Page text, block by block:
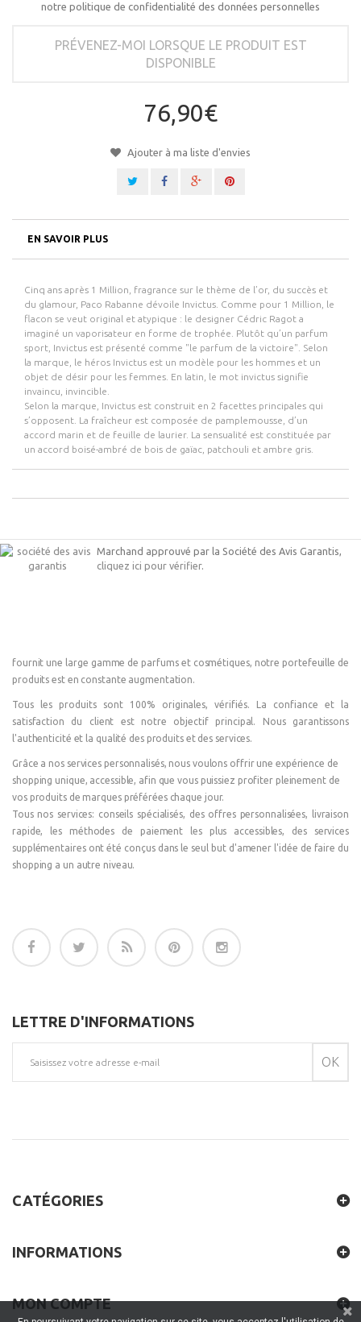
notre politique de confidentialité des données personnelles
PRÉVENEZ-MOI LORSQUE LE PRODUIT EST
DISPONIBLE
76,90€
Ajouter à ma liste d'envies
EN SAVOIR PLUS
Cinq ans après 1 Million, fragrance sur le thème de l’or, du succès et
du glamour, Paco Rabanne dévoile Invictus. Comme pour 1 Million, le
flacon se veut original et atypique : le designer Cédric Ragot a
imaginé un vaporisateur en forme de trophée. Plutôt qu’un parfum
sport, Invictus est présenté comme "le parfum de la victoire". Selon
la marque, le héros Invictus est un modèle pour les hommes et un
objet de désir pour les femmes. En latin, le mot invictus signifie
invaincu, invincible.
Selon la marque, Invictus est construit en 2 facettes principales qui
s’opposent. La fraîcheur est composée de pamplemousse, d’un
accord marin et de feuille de laurier. La sensualité est constituée par
un accord boisé-ambré de bois de gaïac, patchouli et ambre gris.
Marchand approuvé par la Société des Avis Garantis,
cliquez ici pour vérifier.
fournit une large gamme de parfums et cosmétiques, notre portefeuille de
produits est en constante augmentation.
Tous les produits sont 100% originales, vérifiés. La confiance et la
satisfaction du client est notre objectif principal. Nous garantissons
l'authenticité et la qualité des produits et des services.
Grâce a nos services personnalisés, nous voulons offrir une expérience de
shopping unique, accessible, afin que vous puissiez profiter pleinement de
vos produits de marques préférées chaque jour.
Tous nos services: conseils spécialisés, des offres personnalisées, livraison
rapide, les méthodes de paiement les plus accessibles, des services
supplémentaires ont été conçus dans le seul but d'amener l'idée de faire du
shopping a un autre niveau.
LETTRE D'INFORMATIONS
OK
CATÉGORIES
INFORMATIONS
MON COMPTE